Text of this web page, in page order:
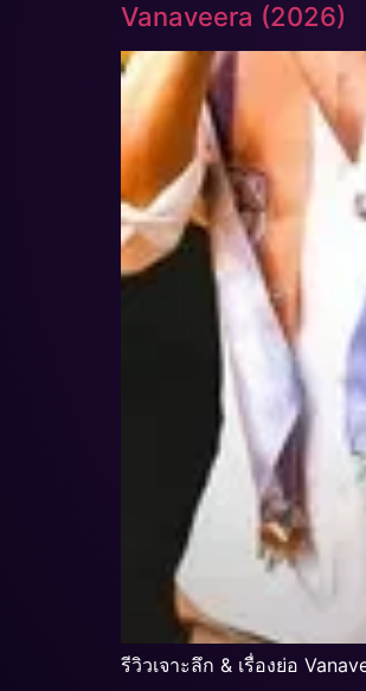
Vanaveera (2026)
รีวิวเจาะลึก & เรื่องย่อ